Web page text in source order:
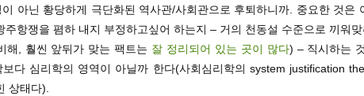
이 아닌 황당하게 극단화된 역사관/사회관으로 후퇴하니까. 중요한 것은
주항쟁을 폄하 내지 부정하고싶어 하는지 – 거의 천동설 수준으로 끼워
해, 훨씬 앞뒤가 맞는 팩트는 잘 정리되어 있는 곳이 많다) – 직시하는
보다 심리학의 영역이 아닐까 한다(사회심리학의 system justification
상태다).